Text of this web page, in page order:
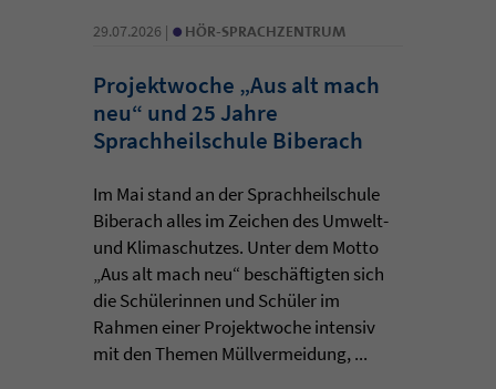
29.07.2026 | • HÖR-SPRACHZENTRUM
Projektwoche „Aus alt mach
neu“ und 25 Jahre
Sprachheilschule Biberach
Im Mai stand an der Sprachheilschule
Biberach alles im Zeichen des Umwelt-
und Klimaschutzes. Unter dem Motto
„Aus alt mach neu“ beschäftigten sich
die Schülerinnen und Schüler im
Rahmen einer Projektwoche intensiv
mit den Themen Müllvermeidung, ...